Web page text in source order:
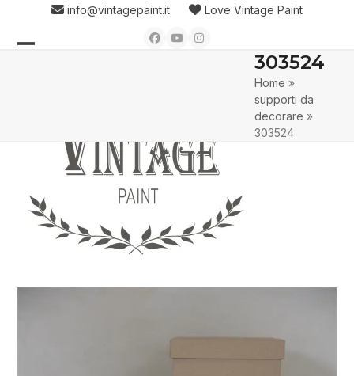
content
info@vintagepaint.it Love Vintage Paint
Facebook
YouTubeInstagram
303524
Home »
supporti da
decorare »
303524